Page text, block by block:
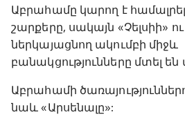
Աբրահամը կարող է
շարքերը, սակայն «Չելսիի»
ներկայացնող ակումբի միջև
բանակցությունները մտել
Աբրահամի
նաև «Արսենալը»: